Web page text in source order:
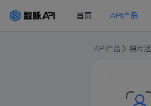
首页 API产品
API产品 照片